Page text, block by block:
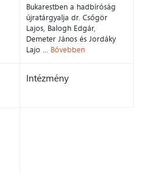
Bukarestben a hadbíróság
újratárgyalja dr. Csőgör
Lajos, Balogh Edgár,
Demeter János és Jordáky
Lajo ... Bővebben
Intézmény